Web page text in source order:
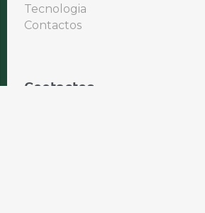
Tecnologia
Contactos
Contactos